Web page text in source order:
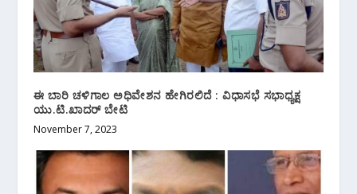
ಈ ಬಾರಿ ಚಳಿಗಾಲ ಅಧಿವೇಶನ ಹೇಗಿರಲಿದೆ : ವಿಧಾಸಭೆ ಸಭಾಧ್ಯಕ್ಷ
ಯು.ಟಿ.ಖಾದರ್ ಬೇಟಿ
November 7, 2023